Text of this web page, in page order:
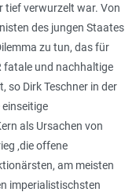
tief verwurzelt war. Von
des jungen Staates
zu tun, das für
fatale und nachhaltige
so Dirk Teschner in der
als Ursachen von
‚die offene
am meisten
imperialistischsten